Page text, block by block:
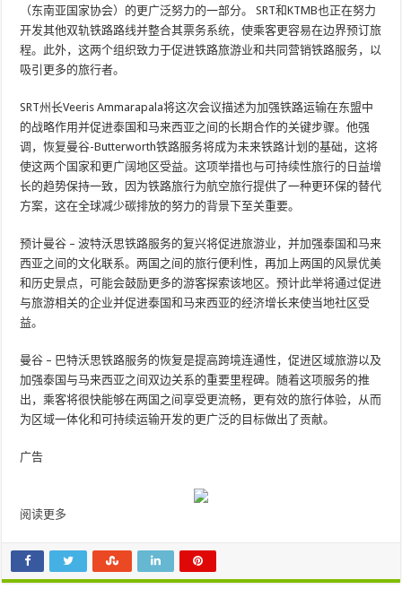
（东南亚国家协会）的更广泛努力的一部分。 SRT和KTMB也正在努力
开发其他双轨铁路路线并整合其票务系统，使乘客更容易在边界预订旅
程。此外，这两个组织致力于促进铁路旅游业和共同营销铁路服务，以
吸引更多的旅行者。
SRT州长Veeris Ammarapala将这次会议描述为加强铁路运输在东盟中
的战略作用并促进泰国和马来西亚之间的长期合作的关键步骤。他强
调，恢复曼谷-Butterworth铁路服务将成为未来铁路计划的基础，这将
使这两个国家和更广阔地区受益。这项举措也与可持续性旅行的日益增
长的趋势保持一致，因为铁路旅行为航空旅行提供了一种更环保的替代
方案，这在全球减少碳排放的努力的背景下至关重要。
预计曼谷 – 波特沃思铁路服务的复兴将促进旅游业，并加强泰国和马来
西亚之间的文化联系。两国之间的旅行便利性，再加上两国的风景优美
和历史景点，可能会鼓励更多的游客探索该地区。预计此举将通过促进
与旅游相关的企业并促进泰国和马来西亚的经济增长来使当地社区受
益。
曼谷 – 巴特沃思铁路服务的恢复是提高跨境连通性，促进区域旅游以及
加强泰国与马来西亚之间双边关系的重要里程碑。随着这项服务的推
出，乘客将很快能够在两国之间享受更流畅，更有效的旅行体验，从而
为区域一体化和可持续运输开发的更广泛的目标做出了贡献。
广告
阅读更多